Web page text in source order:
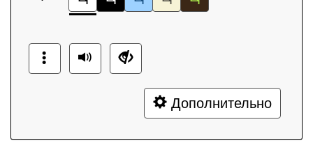
Дополнительно